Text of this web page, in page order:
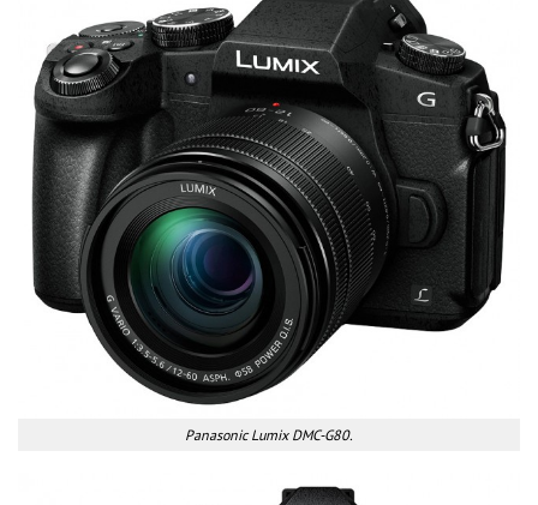
Panasonic Lumix DMC-G80.